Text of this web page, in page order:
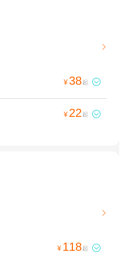

¥38起 
¥ 22 起 

¥ 118起 